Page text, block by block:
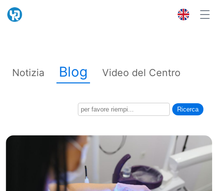
Notizia Blog Video del Centro
Ricerca